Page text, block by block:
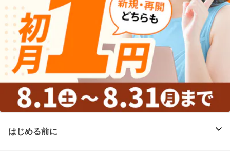
はじめる前に